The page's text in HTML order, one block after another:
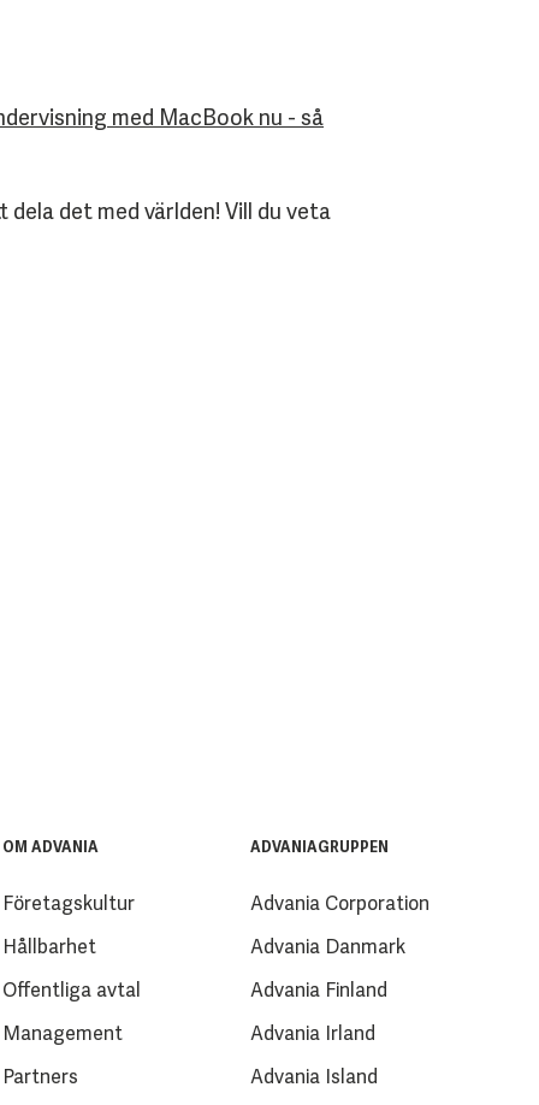
med MacBook nu - så
det med världen! Vill du veta
OM ADVANIA
Företagskultur
Hållbarhet
Offentliga avtal
Management
Partners
ADVANIAGRUPPEN
Advania Corporation
Advania Danmark
Advania Finland
Advania Irland
Advania Island